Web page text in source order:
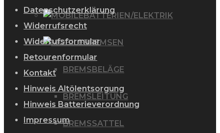
BATTERIEN/ELEKTRIK
BREMSEN
BREMSBELÄGE
BREMSLEITUNG
BREMSSATTEL
Datenschutzerklärung
Widerrufsrecht
Widerrufsformular
Retourenformular
Kontakt
Hinweis Altölentsorgung
Hinweis Batterieverordnung
Impressum